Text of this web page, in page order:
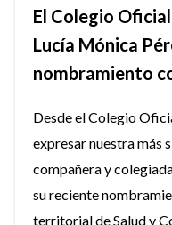
El Colegio
Lucía Mónica
nombramiento
Desde el Colegio
expresar nuestra más
compañera y
su reciente
territorial de Salud y